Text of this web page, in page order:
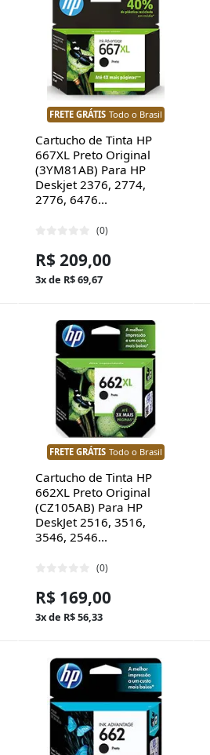
FRETE GRÁTIS Todo o Brasil
Cartucho de Tinta HP
667XL Preto Original
(3YM81AB) Para HP
Deskjet 2376, 2774,
2776, 6476...
(0)
R$ 209,00
3x de R$ 69,67
FRETE GRÁTIS Todo o Brasil
Cartucho de Tinta HP
662XL Preto Original
(CZ105AB) Para HP
DeskJet 2516, 3516,
3546, 2546...
(0)
R$ 169,00
3x de R$ 56,33